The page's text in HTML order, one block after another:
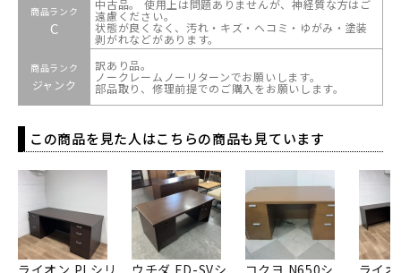
商品ランク
C
中古品。 使用上は問題ありませんが、神経質な方はご
遠慮ください。
状態が良くなく、汚れ・キズ・ヘコミ・ゆがみ・塗装
剥がれなどがあります。
商品ランク
ジャンク
訳あり品。
ノークレームノーリターンでお願いします。
部品取り、修理前提でのご購入をお願いします。
この商品を見た人はこちらの商品も見ています
ライオン PLシリ
ウチダ ED-SVシ
コクヨ N650シ
ライ